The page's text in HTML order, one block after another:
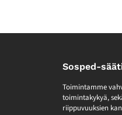
Sosped-
Toimintamme
toimintakykyä,
riippuvuuksien